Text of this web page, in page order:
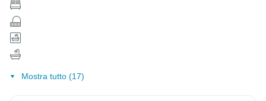
Mostra tutto (17)